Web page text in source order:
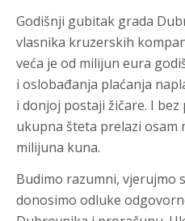
Godišnji gubitak grada
vlasnika kruzerskih
veća je od milijun eura
i oslobađanja plaćanja
i donjoj postaji žičare. I
ukupna šteta prelazi osam
milijuna kuna.
Budimo razumni, vjerujmo
donosimo odluke